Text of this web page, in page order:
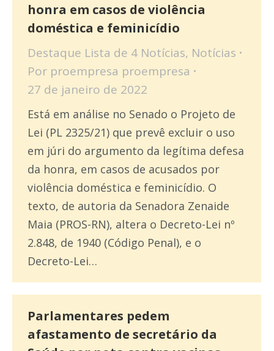
honra em casos de violência
doméstica e feminicídio
Destaque Lista de 4 Notícias, Notícias
Por proempresa proempresa
27 de janeiro de 2022
Está em análise no Senado o Projeto de
Lei (PL 2325/21) que prevê excluir o uso
em júri do argumento da legítima defesa
da honra, em casos de acusados por
violência doméstica e feminicídio. O
texto, de autoria da Senadora Zenaide
Maia (PROS-RN), altera o Decreto-Lei nº
2.848, de 1940 (Código Penal), e o
Decreto-Lei…
Parlamentares pedem
afastamento de secretário da